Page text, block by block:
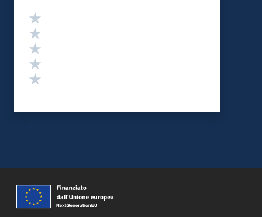
Valutazione